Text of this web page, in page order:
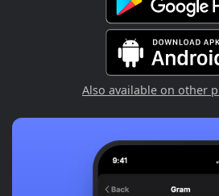
Also available on other